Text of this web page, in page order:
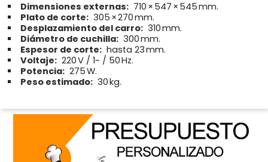
Dimensiones externas: 710 × 547 × 545 mm.
Plato de corte: 305 × 270 mm.
Desplazamiento del carro: 310 mm.
Diámetro de cuchilla: 300 mm.
Espesor de corte: hasta 23 mm.
Voltaje: 220 V / 1~ / 50 Hz.
Potencia: 275 W.
Peso estimado: 30 kg.